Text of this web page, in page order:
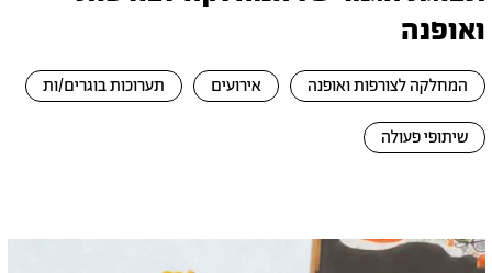
ואופנה
המחלקה לצורפות ואופנה אירועים תערוכות בוגרים/ות
שיתופי פעולה